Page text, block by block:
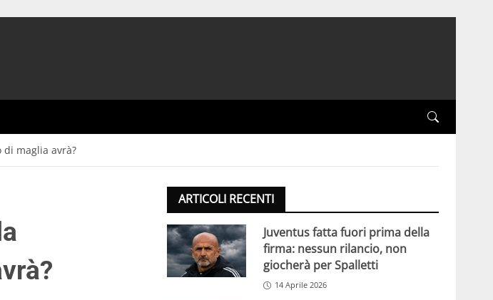
maglia avrà?
ARTICOLI RECENTI
Juventus fatta fuori prima della
firma: nessun rilancio, non
giocherà per Spalletti
14 Aprile 2026